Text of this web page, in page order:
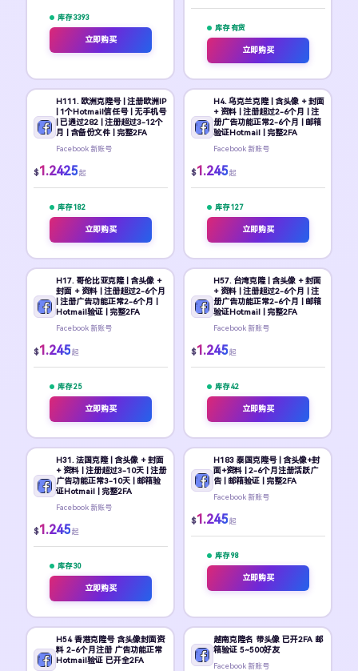
库存 3393
立即购买
库存 有货
立即购买
H111. 欧洲克隆号 | 注册欧洲IP
| 1个Hotmail信任号 | 无手机号
| 已通过282 | 注册超过3-12个
月 | 含备份文件 | 完整2FA
Facebook 新账号
$1.2425 起
库存 182
立即购买
H4. 乌克兰克隆 | 含头像 + 封面
+ 资料 | 注册超过2-6个月 | 注
册广告功能正常2-6个月 | 邮箱
验证Hotmail | 完整2FA
Facebook 新账号
$1.245 起
库存 127
立即购买
H17. 哥伦比亚克隆 | 含头像 +
封面 + 资料 | 注册超过2-6个月
| 注册广告功能正常2-6个月 |
Hotmail验证 | 完整2FA
Facebook 新账号
$1.245 起
库存 25
立即购买
H57. 台湾克隆 | 含头像 + 封面
+ 资料 | 注册超过2-6个月 | 注
册广告功能正常2-6个月 | 邮箱
验证Hotmail | 完整2FA
Facebook 新账号
$1.245 起
库存 42
立即购买
H31. 法国克隆 | 含头像 + 封面
+ 资料 | 注册超过3-10天 | 注册
广告功能正常3-10天 | 邮箱验
证Hotmail | 完整2FA
Facebook 新账号
$1.245 起
库存 30
立即购买
H183 泰国克隆号 | 含头像+封
面+资料 | 2-6个月注册活跃广
告 | 邮箱验证 | 完整2FA
Facebook 新账号
$1.245 起
库存 98
立即购买
H54 香港克隆号 含头像封面资
料 2-6个月注册 广告功能正常
Hotmail验证 已开全2FA
越南克隆名 带头像 已开2FA 邮
箱验证 5~500好友
Facebook 新账号